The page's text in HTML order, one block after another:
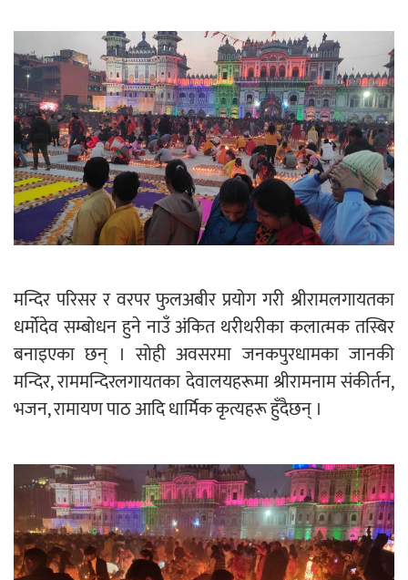
प्रतिस्पर्धाबिनाको नियुक्ति बदरबारे अन्तरिम
आदेश निक्र्योल गर्न असार ६ मा पेसी
भवन बनाउन उपकुलपतिद्वारा आनाकानी
मन्दिर परिसर र वरपर फुलअबीर प्रयोग गरी श्रीरामलगायतका
धर्मोदेव सम्बोधन हुने नाउँ अंकित थरीथरीका कलात्मक तस्बिर
बनाइएका छन् । सोही अवसरमा जनकपुरधामका जानकी
मन्दिर, राममन्दिरलगायतका देवालयहरूमा श्रीरामनाम संकीर्तन,
भजन, रामायण पाठ आदि धार्मिक कृत्यहरू हुँदैछन् ।